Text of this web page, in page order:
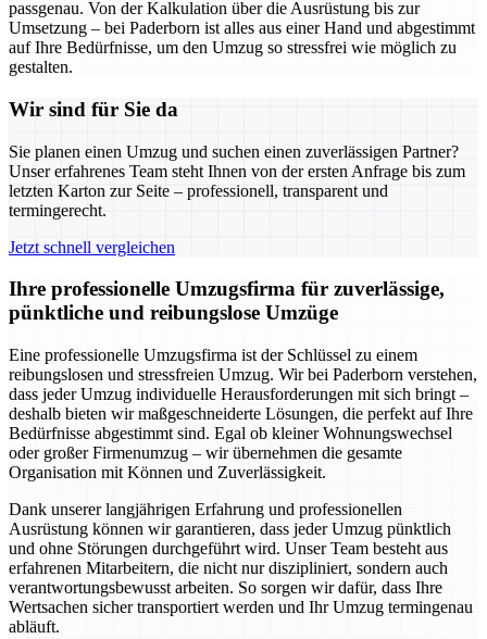
passgenau. Von der Kalkulation über die Ausrüstung bis zur
Umsetzung – bei Paderborn ist alles aus einer Hand und abgestimmt
auf Ihre Bedürfnisse, um den Umzug so stressfrei wie möglich zu
gestalten.
Wir sind für Sie da
Sie planen einen Umzug und suchen einen zuverlässigen Partner?
Unser erfahrenes Team steht Ihnen von der ersten Anfrage bis zum
letzten Karton zur Seite – professionell, transparent und
termingerecht.
Jetzt schnell vergleichen
Ihre professionelle Umzugsfirma für zuverlässige,
pünktliche und reibungslose Umzüge
Eine professionelle Umzugsfirma ist der Schlüssel zu einem
reibungslosen und stressfreien Umzug. Wir bei Paderborn verstehen,
dass jeder Umzug individuelle Herausforderungen mit sich bringt –
deshalb bieten wir maßgeschneiderte Lösungen, die perfekt auf Ihre
Bedürfnisse abgestimmt sind. Egal ob kleiner Wohnungswechsel
oder großer Firmenumzug – wir übernehmen die gesamte
Organisation mit Können und Zuverlässigkeit.
Dank unserer langjährigen Erfahrung und professionellen
Ausrüstung können wir garantieren, dass jeder Umzug pünktlich
und ohne Störungen durchgeführt wird. Unser Team besteht aus
erfahrenen Mitarbeitern, die nicht nur diszipliniert, sondern auch
verantwortungsbewusst arbeiten. So sorgen wir dafür, dass Ihre
Wertsachen sicher transportiert werden und Ihr Umzug termingenau
abläuft.